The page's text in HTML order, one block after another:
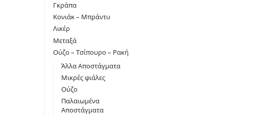
Γκράπα
Κονιάκ – Μπράντυ
Λικέρ
Μεταξά
Ούζο – Τσίπουρο – Ρακή
Άλλα Αποστάγματα
Μικρές φιάλες
Ούζο
Παλαιωμένα
Αποστάγματα